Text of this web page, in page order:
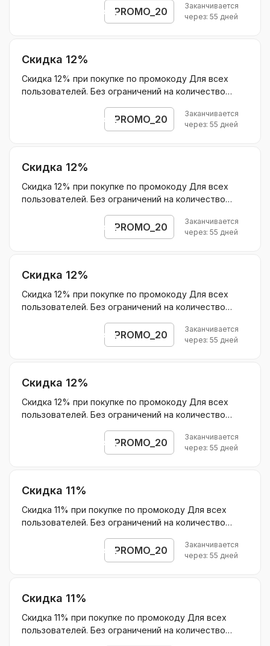
PROMO_20
Открыть промокод
Заканчивается
через: 55 дней
Скидка 12%
Скидка 12% при покупке по промокоду Для всех
пользователей. Без ограничений на количество
Действует на: На первый месяц курса Основа ЕГЭ 9
мес Без ограничения скидки.
PROMO_20
Открыть промокод
Заканчивается
через: 55 дней
Скидка 12%
Скидка 12% при покупке по промокоду Для всех
пользователей. Без ограничений на количество
Действует на: На первый месяц курса Основа ОГЭ 9
PROMO_20
Открыть промокод
Заканчивается
через: 55 дней
Скидка 12%
Скидка 12% при покупке по промокоду Для всех
пользователей. Без ограничений на количество
Действует на: На первый месяц курса Основа ЕГЭ 9
мес На первый месяц курса Основа ОГЭ 9 мес На
PROMO_20
Открыть промокод
Заканчивается
через: 55 дней
Скидка 12%
Скидка 12% при покупке по промокоду Для всех
пользователей. Без ограничений на количество
Действует на: На первый месяц курса Основа ОГЭ 11
PROMO_20
Открыть промокод
Заканчивается
через: 55 дней
Скидка 11%
Скидка 11% при покупке по промокоду Для всех
пользователей. Без ограничений на количество
Действует на: На покупку полного курса Основа ЕГЭ
9 мес Без ограничения скидки.
PROMO_20
Открыть промокод
Заканчивается
через: 55 дней
Скидка 11%
Скидка 11% при покупке по промокоду Для всех
пользователей. Без ограничений на количество